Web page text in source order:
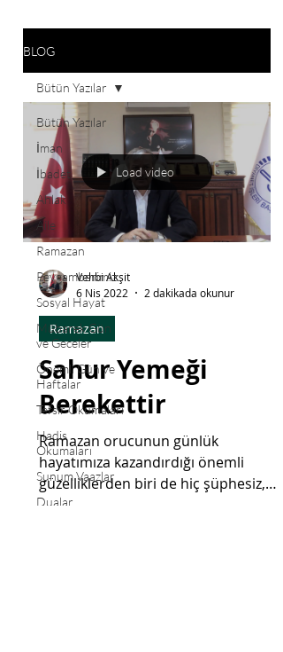
BLOG
Bütün Yazılar
İman
İbadet
Ahlak
Aile
Ramazan
Peygamberimiz
Sosyal Hayat
Mübarek Gün
ve Geceler
Önemli Gün ve
Haftalar
Tefsir Okumaları
Hadis
Okumaları
Sunum Vaazlar
Dualar
Bütün Yazılar
Load video
Vehbi Akşit
6 Nis 2022
2 dakikada okunur
Ramazan
Sahur Yemeği
Berekettir
Ramazan orucunun günlük
hayatımıza kazandırdığı önemli
güzelliklerden biri de hiç şüphesiz,
halkımızın ifadesiyle söylersek,